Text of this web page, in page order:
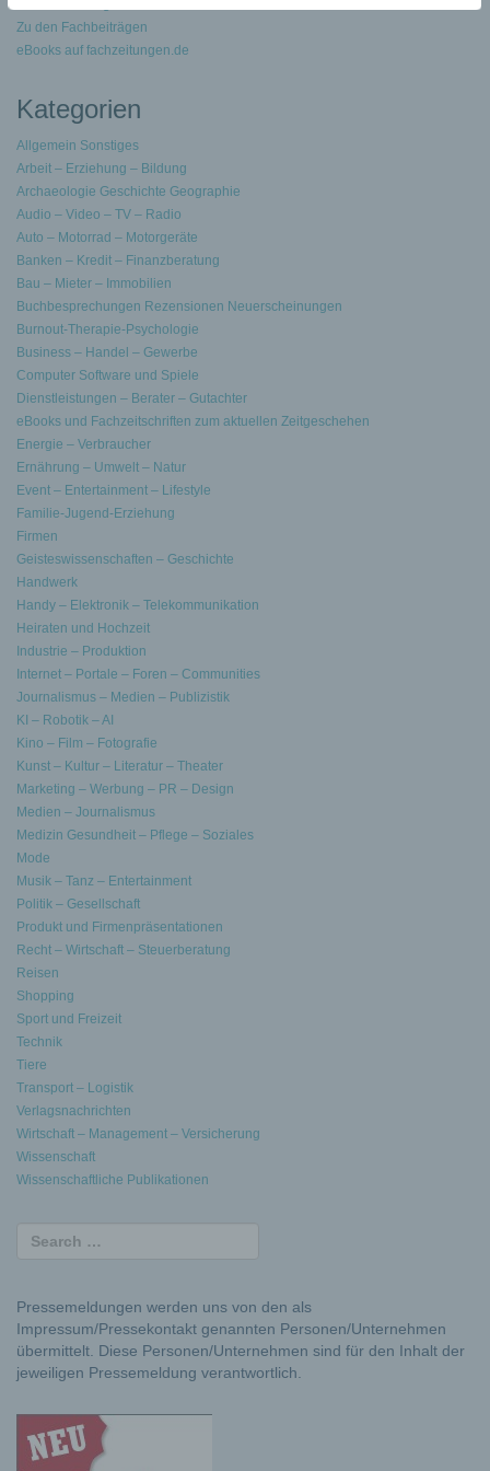
Zu den Fachbeiträgen
eBooks auf fachzeitungen.de
Kategorien
Allgemein Sonstiges
Arbeit – Erziehung – Bildung
Archaeologie Geschichte Geographie
Audio – Video – TV – Radio
Auto – Motorrad – Motorgeräte
Banken – Kredit – Finanzberatung
Bau – Mieter – Immobilien
Buchbesprechungen Rezensionen Neuerscheinungen
Burnout-Therapie-Psychologie
Business – Handel – Gewerbe
Computer Software und Spiele
Dienstleistungen – Berater – Gutachter
eBooks und Fachzeitschriften zum aktuellen Zeitgeschehen
Energie – Verbraucher
Ernährung – Umwelt – Natur
Event – Entertainment – Lifestyle
Familie-Jugend-Erziehung
Firmen
Geisteswissenschaften – Geschichte
Handwerk
Handy – Elektronik – Telekommunikation
Heiraten und Hochzeit
Industrie – Produktion
Internet – Portale – Foren – Communities
Journalismus – Medien – Publizistik
KI – Robotik – AI
Kino – Film – Fotografie
Kunst – Kultur – Literatur – Theater
Marketing – Werbung – PR – Design
Medien – Journalismus
Medizin Gesundheit – Pflege – Soziales
Mode
Musik – Tanz – Entertainment
Politik – Gesellschaft
Produkt und Firmenpräsentationen
Recht – Wirtschaft – Steuerberatung
Reisen
Shopping
Sport und Freizeit
Technik
Tiere
Transport – Logistik
Verlagsnachrichten
Wirtschaft – Management – Versicherung
Wissenschaft
Wissenschaftliche Publikationen
Pressemeldungen werden uns von den als
Impressum/Pressekontakt genannten Personen/Unternehmen
übermittelt. Diese Personen/Unternehmen sind für den Inhalt der
jeweiligen Pressemeldung verantwortlich.